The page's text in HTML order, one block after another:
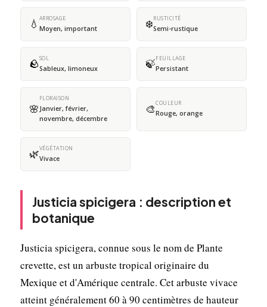
💧 ARROSAGE
Moyen, important ❄️RUSTICITÉ
Semi-rustique
🪨SOL
Sableux, limoneux 🍃FEUILLAGE
Persistant
🌸
FLORAISON
Janvier, février,
novembre, décembre
🎨COULEUR
Rouge, orange
🌿VÉGÉTATION
Vivace
Justicia spicigera : description et
botanique
Justicia spicigera, connue sous le nom de Plante
crevette, est un arbuste tropical originaire du
Mexique et d'Amérique centrale. Cet arbuste vivace
atteint généralement 60 à 90 centimètres de hauteur